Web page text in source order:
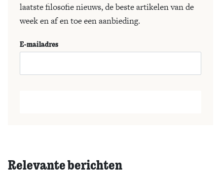
laatste filosofie nieuws, de beste artikelen van de
week en af en toe een aanbieding.
E-mailadres
Relevante berichten